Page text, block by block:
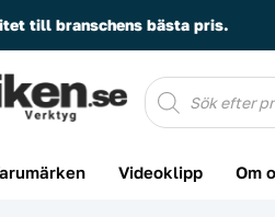
till branschens bästa pris.
Produktsökning
Videoklipp Om